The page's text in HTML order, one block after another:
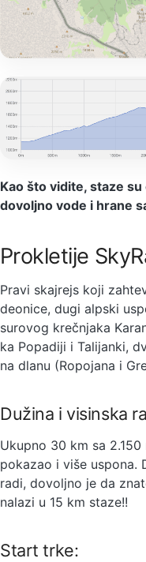
Kao što vidite, staze
dovoljno vode i hrane
Prokletije
Pravi skajrejs koji
deonice, dugi alpski
surovog krečnjaka
ka Popadiji i Talijanki,
na dlanu (Ropojana i
Dužina i visinska
Ukupno 30 km sa
pokazao i više uspona.
radi, dovoljno je da
nalazi u 15 km staze!!
Start trke: